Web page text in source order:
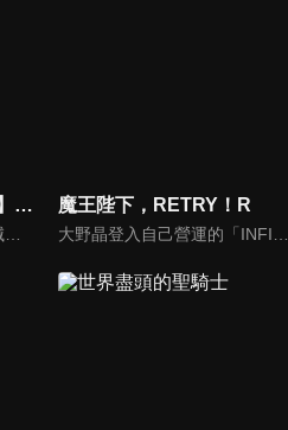
最狂輔助職業【話術士】世界最強戰團聽我號令 魔王陛下，RETRY！R